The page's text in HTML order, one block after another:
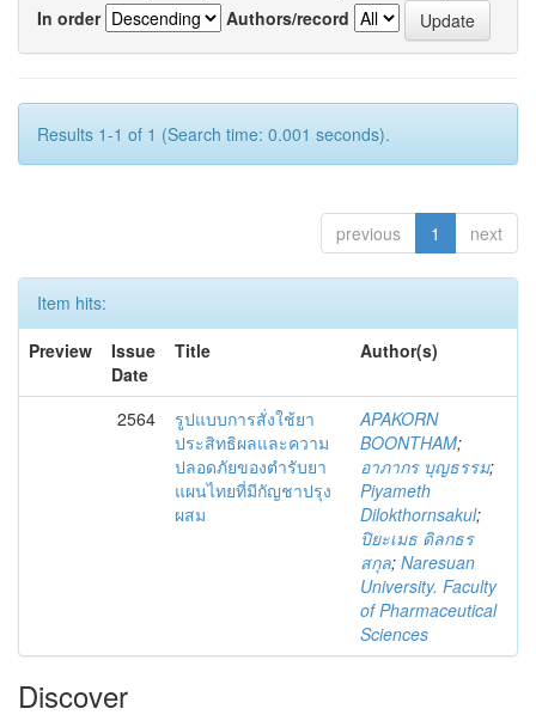
In order
Authors/record
Results 1-1 of 1 (Search time: 0.001 seconds).
previous 1 next
Item hits:
Preview
Issue
Date
Title Author(s)
2564
รูปแบบการสั่งใช้ยา
ประสิทธิผลและความ
ปลอดภัยของตำรับยา
แผนไทยที่มีกัญชาปรุง
ผสม
APAKORN
BOONTHAM;
อาภากร บุญธรรม;
Piyameth
Dilokthornsakul;
ปิยะเมธ ดิลกธร
สกุล; Naresuan
University. Faculty
of Pharmaceutical
Sciences
Discover